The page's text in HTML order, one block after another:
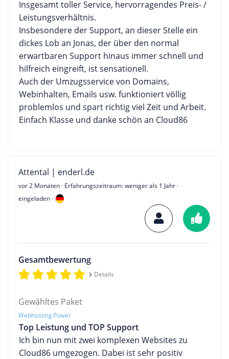
Insgesamt toller Service, hervorragendes Preis- /
Leistungsverhältnis.
Insbesondere der Support, an dieser Stelle ein
dickes Lob an Jonas, der über den normal
erwartbaren Support hinaus immer schnell und
hilfreich eingreift, ist sensationell.
Auch der Umzugsservice von Domains,
Webinhalten, Emails usw. funktioniert völlig
problemlos und spart richtig viel Zeit und Arbeit.
Einfach Klasse und danke schön an Cloud86
Attental | enderl.de
vor 2 Monaten · Erfahrungszeitraum: weniger als 1 Jahr ·
eingeladen ·
Gesamtbewertung
Details
Gewähltes Paket
Webhosting Power
Top Leistung und TOP Support
Ich bin nun mit zwei komplexen Websites zu
Cloud86 umgezogen. Dabei ist sehr positiv